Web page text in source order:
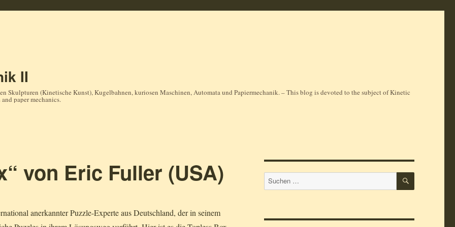
II
Skulpturen (Kinetische Kunst), Kugelbahnen, kuriosen Maschinen, Automata und Papiermechanik. – This blog is devoted to the subject of Kinetic
paper mechanics.
von Eric Fuller (USA)
anerkannter Puzzle-Experte aus Deutschland, der in seinem
Suchen
nach:
SUCHEN